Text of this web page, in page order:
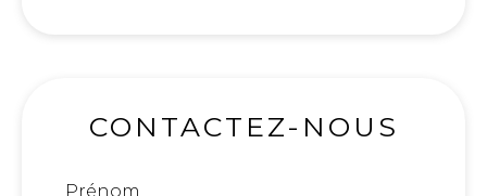
CONTACTEZ-NOUS